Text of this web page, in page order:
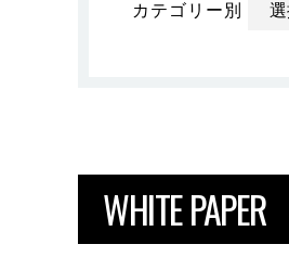
カテゴリー別
WHITE PAPER